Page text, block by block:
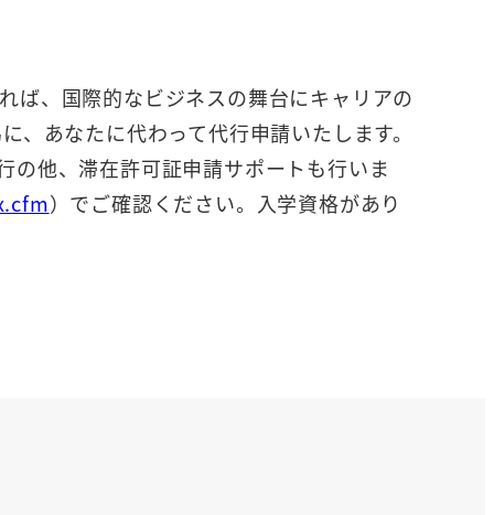
ば、国際的なビジネスの舞台にキャリアの
あなたに代わって代行申請いたします。
の他、滞在許可証申請サポートも行いま
）でご確認ください。入学資格があり